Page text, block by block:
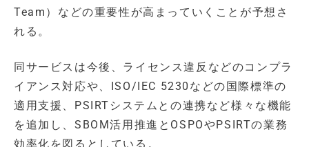
Team）などの重要性が高まっていくことが予想さ
れる。
同サービスは今後、ライセンス違反などのコンプラ
イアンス対応や、ISO/IEC 5230などの国際標準の
適用支援、PSIRTシステムとの連携など様々な機能
を追加し、SBOM活用推進とOSPOやPSIRTの業務
効率化を図るとしている。